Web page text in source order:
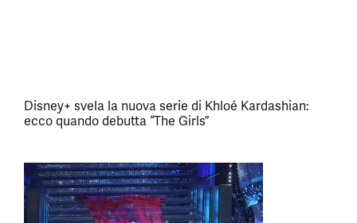
Disney+ svela la nuova serie di Khloé Kardashian:
ecco quando debutta “The Girls”